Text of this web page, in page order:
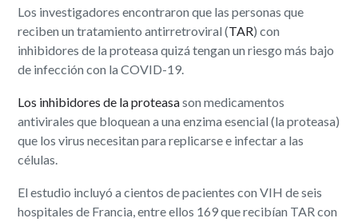
Los investigadores encontraron que las personas que
reciben un tratamiento antirretroviral (TAR) con
inhibidores de la proteasa quizá tengan un riesgo más bajo
de infección con la COVID-19.
Los inhibidores de la proteasason medicamentos
antivirales que bloquean a una enzima esencial (la proteasa)
que los virus necesitan para replicarse e infectar a las
células.
El estudio incluyó a cientos de pacientes con VIH de seis
hospitales de Francia, entre ellos 169 que recibían TAR con